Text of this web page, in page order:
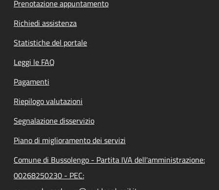
Prenotazione appuntamento
Richiedi assistenza
Statistiche del portale
Leggi le FAQ
Pagamenti
Riepilogo valutazioni
Segnalazione disservizio
Piano di miglioramento dei servizi
Comune di Bussolengo - Partita IVA dell'amministrazione:
00268250230 - PEC: